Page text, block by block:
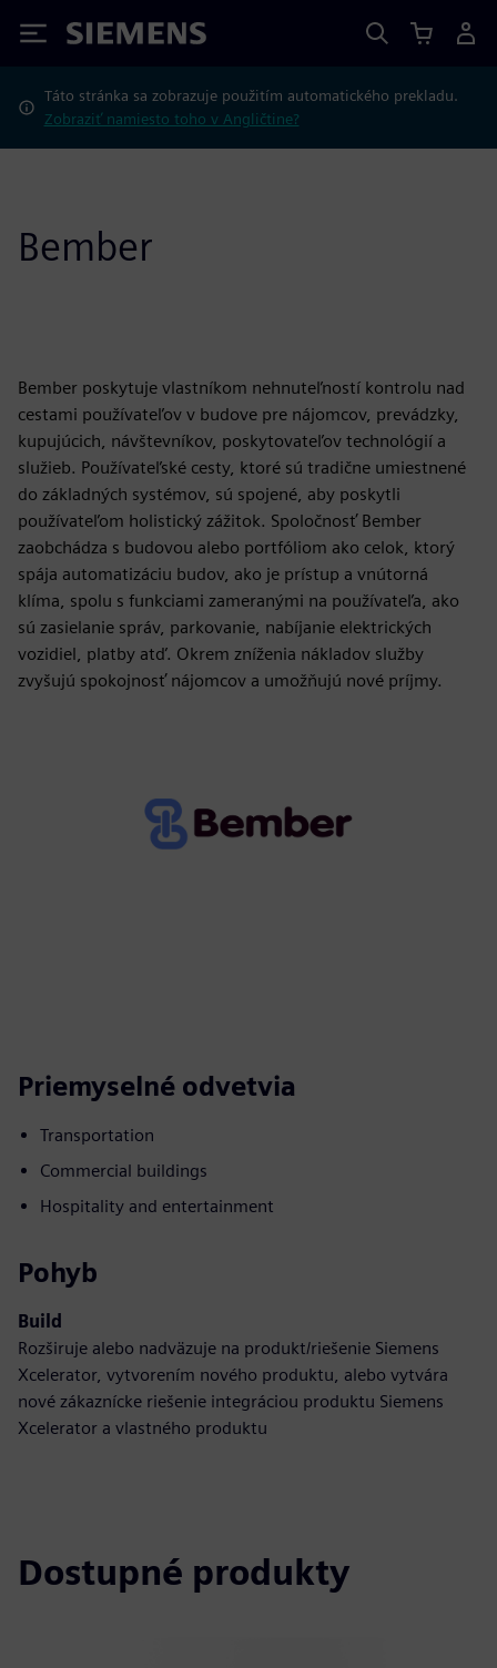
Siemens
Táto stránka sa zobrazuje použitím automatického prekladu.
Zobraziť namiesto toho v Angličtine?
Bember
Bember poskytuje vlastníkom nehnuteľností kontrolu nad
cestami používateľov v budove pre nájomcov, prevádzky,
kupujúcich, návštevníkov, poskytovateľov technológií a
služieb. Používateľské cesty, ktoré sú tradične umiestnené
do základných systémov, sú spojené, aby poskytli
používateľom holistický zážitok. Spoločnosť Bember
zaobchádza s budovou alebo portfóliom ako celok, ktorý
spája automatizáciu budov, ako je prístup a vnútorná
klíma, spolu s funkciami zameranými na používateľa, ako
sú zasielanie správ, parkovanie, nabíjanie elektrických
vozidiel, platby atď. Okrem zníženia nákladov služby
zvyšujú spokojnosť nájomcov a umožňujú nové príjmy.
Priemyselné odvetvia
Transportation
Commercial buildings
Hospitality and entertainment
Pohyb
Build
Rozširuje alebo nadväzuje na produkt/riešenie Siemens
Xcelerator, vytvorením nového produktu, alebo vytvára
nové zákaznícke riešenie integráciou produktu Siemens
Xcelerator a vlastného produktu
Dostupné produkty